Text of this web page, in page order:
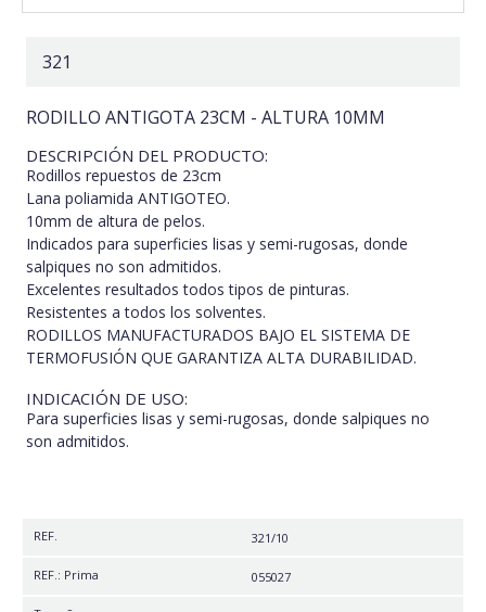
321
RODILLO ANTIGOTA 23CM - ALTURA 10MM
DESCRIPCIÓN DEL PRODUCTO:
Rodillos repuestos de 23cm
Lana poliamida ANTIGOTEO.
10mm de altura de pelos.
Indicados para superficies lisas y semi-rugosas, donde
salpiques no son admitidos.
Excelentes resultados todos tipos de pinturas.
Resistentes a todos los solventes.
RODILLOS MANUFACTURADOS BAJO EL SISTEMA DE
TERMOFUSIÓN QUE GARANTIZA ALTA DURABILIDAD.
INDICACIÓN DE USO:
Para superficies lisas y semi-rugosas, donde salpiques no
son admitidos.
REF. 321/10
REF.: Prima 055027